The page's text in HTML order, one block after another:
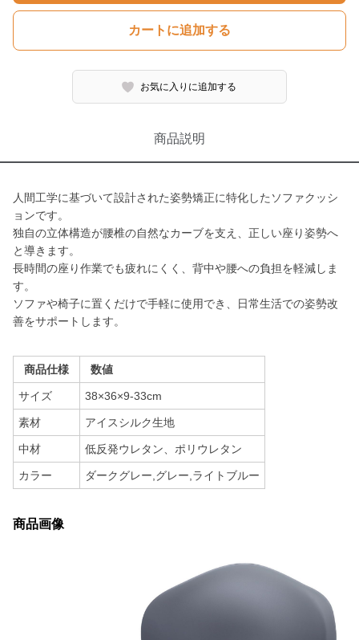
カートに追加する
お気に入りに追加する
商品説明
人間工学に基づいて設計された姿勢矯正に特化したソファクッシ
ョンです。
独自の立体構造が腰椎の自然なカーブを支え、正しい座り姿勢へ
と導きます。
長時間の座り作業でも疲れにくく、背中や腰への負担を軽減しま
す。
ソファや椅子に置くだけで手軽に使用でき、日常生活での姿勢改
善をサポートします。
商品仕様 数値
サイズ 38×36×9-33cm
素材 アイスシルク生地
中材 低反発ウレタン、ポリウレタン
カラー ダークグレー,グレー,ライトブルー
商品画像